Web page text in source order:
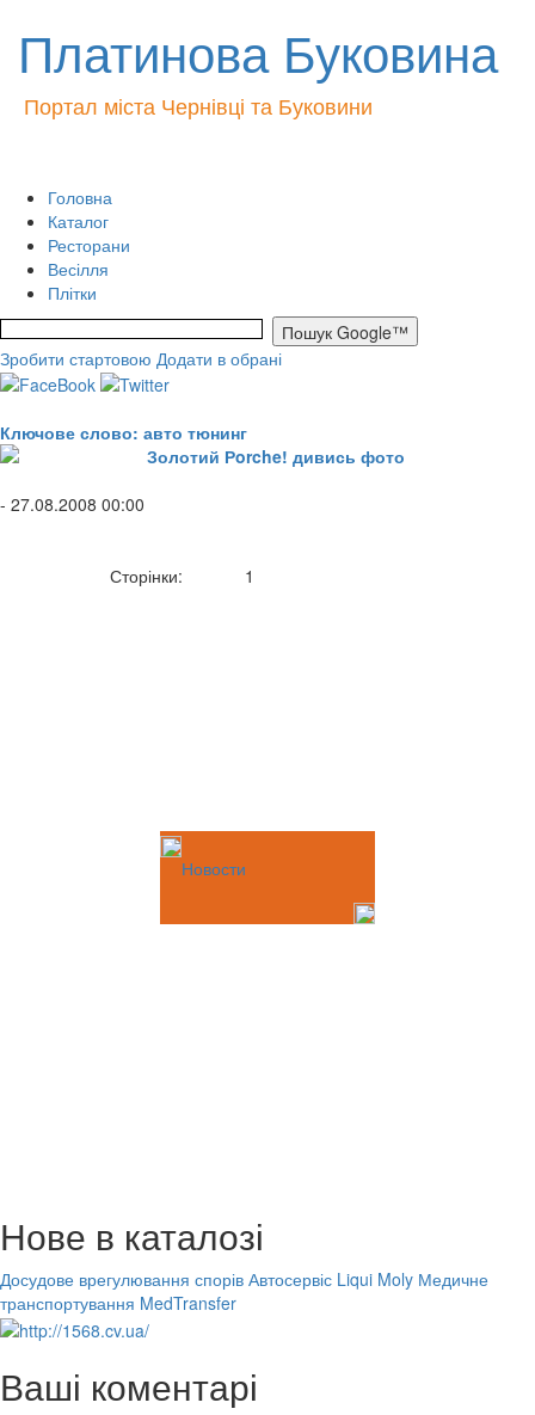
Платинова Буковина
Портал міста Чернівці та Буковини
Головна
Каталог
Ресторани
Весілля
Плітки
Зробити стартовою Додати в обрані
Ключове слово: авто тюнинг
Золотий Рorche! дивись фото
- 27.08.2008 00:00
Сторінки: 1
Новости
Нове в каталозі
Досудове врегулювання спорів Автосервіс Liqui Moly Медичне
транспортування MedTransfer
Ваші коментарі